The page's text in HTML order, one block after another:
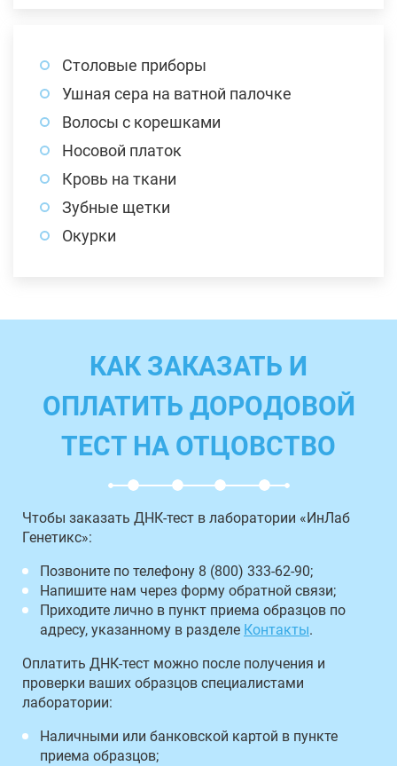
Столовые приборы
Ушная сера на ватной палочке
Волосы с корешками
Носовой платок
Кровь на ткани
Зубные щетки
Окурки
КАК ЗАКАЗАТЬ И
ОПЛАТИТЬ ДОРОДОВОЙ
ТЕСТ НА ОТЦОВСТВО
Чтобы заказать ДНК-тест в лаборатории «ИнЛаб
Генетикс»:
Позвоните по телефону 8 (800) 333-62-90;
Напишите нам через форму обратной связи;
Приходите лично в пункт приема образцов по
адресу, указанному в разделе Контакты.
Оплатить ДНК-тест можно после получения и
проверки ваших образцов специалистами
лаборатории:
Наличными или банковской картой в пункте
приема образцов;